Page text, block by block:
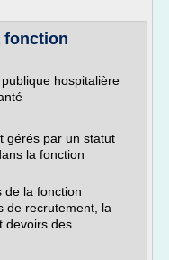
fonction
hospitalière
gérés par un statut
la fonction
de la fonction
de recrutement, la
des...